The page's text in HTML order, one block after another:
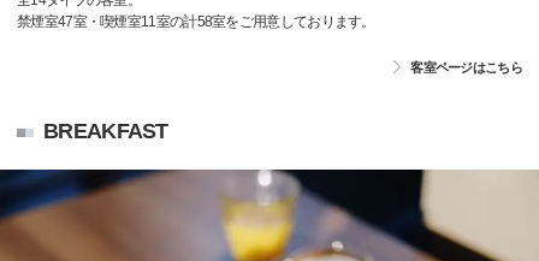
禁煙室47室・喫煙室11室の計58室をご用意しております。
客室ページはこちら
BREAKFAST